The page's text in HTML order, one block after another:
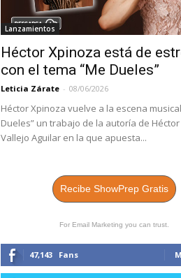
Lanzamientos
Héctor Xpinoza está de
con el tema “Me Dueles”
Leticia Zárate - 08/06/2026
Héctor Xpinoza vuelve a la escena
Dueles” un trabajo de la autoría de
Vallejo Aguilar en la que apuesta...
Recibe ShowPrep Gratis
For Email Marketing you can trust.
47,143 Fans